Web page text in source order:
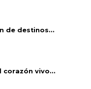
de destinos...
corazón vivo...